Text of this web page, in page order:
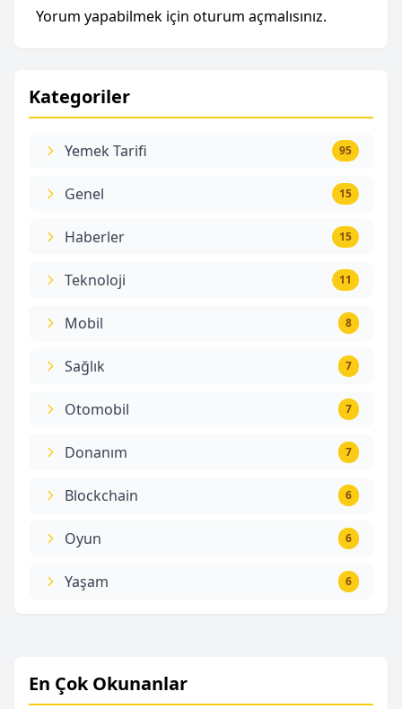
Kategoriler
Yemek Tarifi 95
Genel 15
Haberler 15
Teknoloji 11
Mobil 8
Sağlık 7
Otomobil 7
Donanım 7
Blockchain 6
Oyun 6
Yaşam 6
Yorum yapabilmek için oturum açmalısınız.
En Çok Okunanlar